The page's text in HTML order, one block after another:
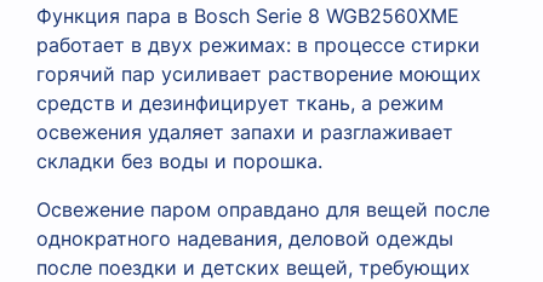
Функция пара в Bosch Serie 8 WGB2560XME
работает в двух режимах: в процессе стирки
горячий пар усиливает растворение моющих
средств и дезинфицирует ткань, а режим
освежения удаляет запахи и разглаживает
складки без воды и порошка.
Освежение паром оправдано для вещей после
однократного надевания, деловой одежды
после поездки и детских вещей, требующих